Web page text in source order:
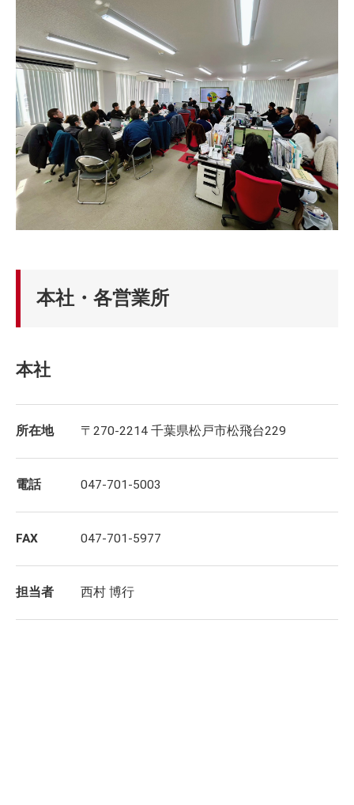
本社・各営業所
本社
所在地 〒270-2214 千葉県松戸市松飛台229
電話 047-701-5003
FAX 047-701-5977
担当者 西村 博行